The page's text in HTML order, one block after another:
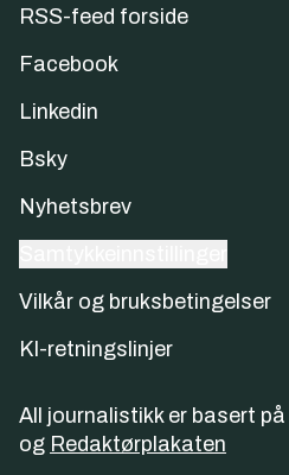
RSS-feed forside
Facebook
Linkedin
Bsky
Nyhetsbrev
Vilkår og bruksbetingelser
KI-retningslinjer
All journalistikk er basert på
og Redaktørplakaten